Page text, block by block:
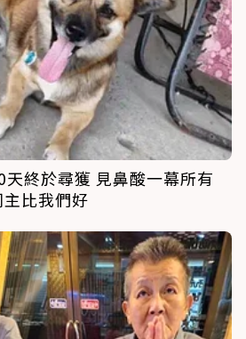
終於尋獲 見鼻酸一幕所有
比我們好